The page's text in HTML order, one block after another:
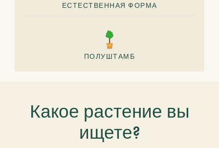
ЕСТЕСТВЕННАЯ ФОРМА
ПОЛУШТАМБ
Какое растение вы
ищете?